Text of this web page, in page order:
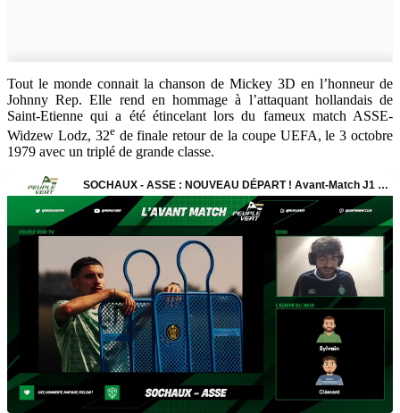
Tout le monde connait la chanson de Mickey 3D en l’honneur de
Johnny Rep. Elle rend en hommage à l’attaquant hollandais de
Saint-Etienne qui a été étincelant lors du fameux match ASSE-
Widzew Lodz, 32ede finale retour de la coupe UEFA, le 3 octobre
1979 avec un triplé de grande classe.